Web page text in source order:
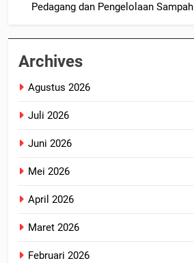
Pedagang dan Pengelolaan Sampah
Archives
Agustus 2026
Juli 2026
Juni 2026
Mei 2026
April 2026
Maret 2026
Februari 2026